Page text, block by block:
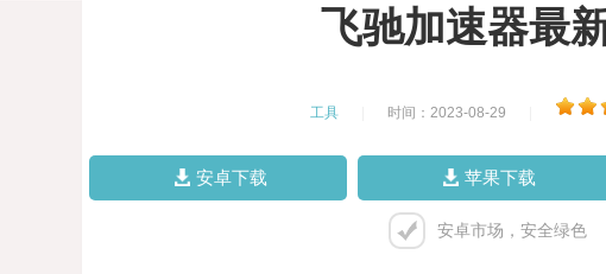
飞驰加速器最
工具 时间：2023-08-29
安卓下载 苹果下载
安卓市场，安全绿色